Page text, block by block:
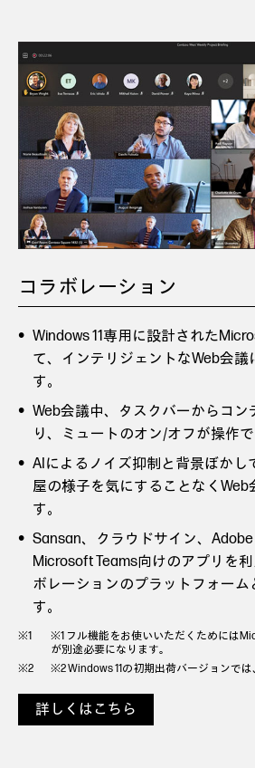
コラボレーション
Windows 11専用に設計された
て、インテリジェントなWeb会議
す。
Web会議中、タスクバーからコン
り、ミュートのオン/オフが操作
AIによるノイズ抑制と背景ぼかし
屋の様子を気にすることなくWeb
す。
Sansan、クラウドサイン、Adobe
Microsoft Teams向けのアプリを
ボレーションのプラットフォーム
す。
※1 フル機能をお使いいただくためには
が別途必要になります。
※2 Windows 11の初期出荷バージョンでは
詳しくはこちら